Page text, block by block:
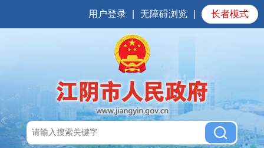
用户登录 无障碍浏览 长者模式